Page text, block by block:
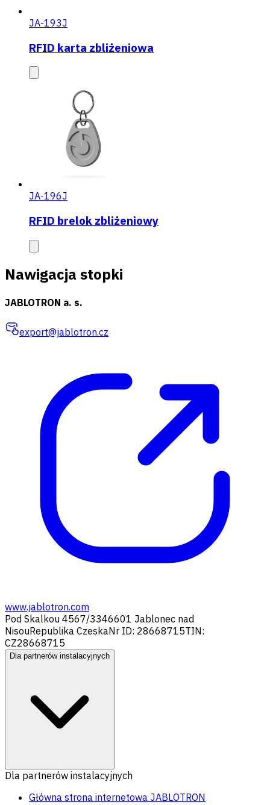
JA-193J
RFID karta zbliżeniowa
JA-196J
RFID brelok zbliżeniowy
Nawigacja stopki
JABLOTRON a. s.
export@jablotron.cz
www.jablotron.com
Pod Skalkou 4567/3346601 Jablonec nad
NisouRepublika CzeskaNr ID: 28668715TIN:
CZ28668715
Dla partnerów instalacyjnych
Dla partnerów instalacyjnych
Główna strona internetowa JABLOTRON